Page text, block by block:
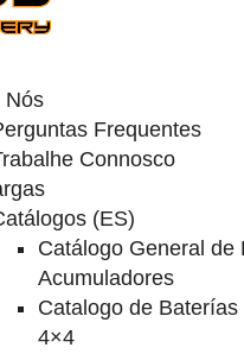
Nós
Frequentes
Connosco
(ES)
Catálogo General de
Acumuladores
Catalogo de
4×4